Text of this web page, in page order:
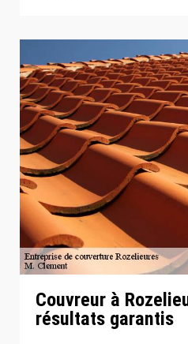
Couvreur à
résultats garantis